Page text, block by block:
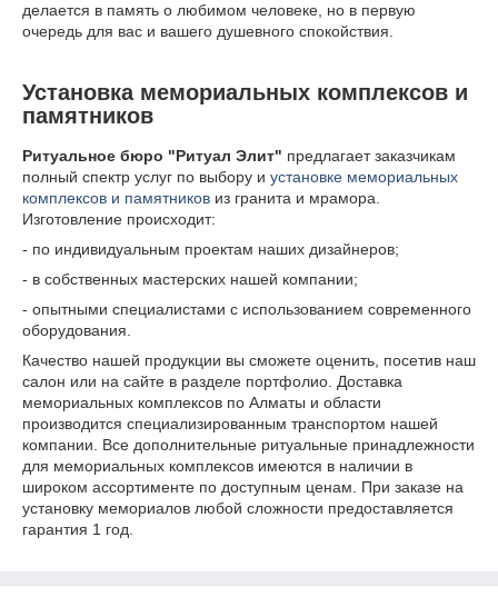
делается в память о любимом человеке, но в первую
очередь для вас и вашего душевного спокойствия.
Установка мемориальных комплексов и
памятников
Ритуальное бюро "Ритуал Элит" предлагает заказчикам
полный спектр услуг по выбору и установке мемориальных
комплексов и памятников из гранита и мрамора.
Изготовление происходит:
- по индивидуальным проектам наших дизайнеров;
- в собственных мастерских нашей компании;
- опытными специалистами с использованием современного
оборудования.
Качество нашей продукции вы сможете оценить, посетив наш
салон или на сайте в разделе портфолио. Доставка
мемориальных комплексов по Алматы и области
производится специализированным транспортом нашей
компании. Все дополнительные ритуальные принадлежности
для мемориальных комплексов имеются в наличии в
широком ассортименте по доступным ценам. При заказе на
установку мемориалов любой сложности предоставляется
гарантия 1 год.